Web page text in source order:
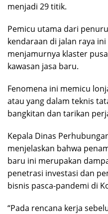
menjadi 29 titik.
Pemicu utama dari
kendaraan di jalan raya
menjamurnya klaster
kawasan jasa baru.
Fenomena ini memicu
atau yang dalam teknis
bangkitan dan tarikan
Kepala Dinas
menjelaskan bahwa
baru ini merupakan
penetrasi investasi dan
bisnis pasca-pandemi di
“Pada rencana kerja